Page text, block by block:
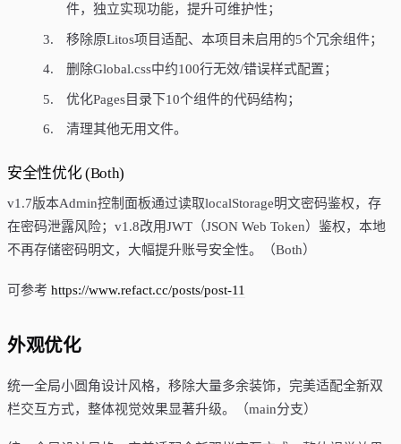
件，独立实现功能，提升可维护性；
移除原Litos项目适配、本项目未启用的5个冗余组件；
删除Global.css中约100行无效/错误样式配置；
优化Pages目录下10个组件的代码结构；
清理其他无用文件。
安全性优化 (Both)
v1.7版本Admin控制面板通过读取localStorage明文密码鉴权，存
在密码泄露风险；v1.8改用JWT（JSON Web Token）鉴权，本地
不再存储密码明文，大幅提升账号安全性。（Both）
可参考 https://www.refact.cc/posts/post-11
外观优化
统一全局小圆角设计风格，移除大量多余装饰，完美适配全新双
栏交互方式，整体视觉效果显著升级。（main分支）